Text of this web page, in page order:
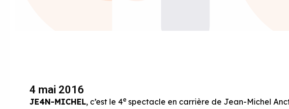
4 mai 2016
JE4N-MICHEL, c’est le 4e spectacle en carrière de Jean-Michel